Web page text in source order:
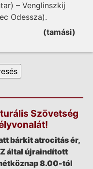
– Venglinszkij
Odessza).
(tamási)
Szövetség
bárkit atrocitás ér,
által újraindított
8.00-tól